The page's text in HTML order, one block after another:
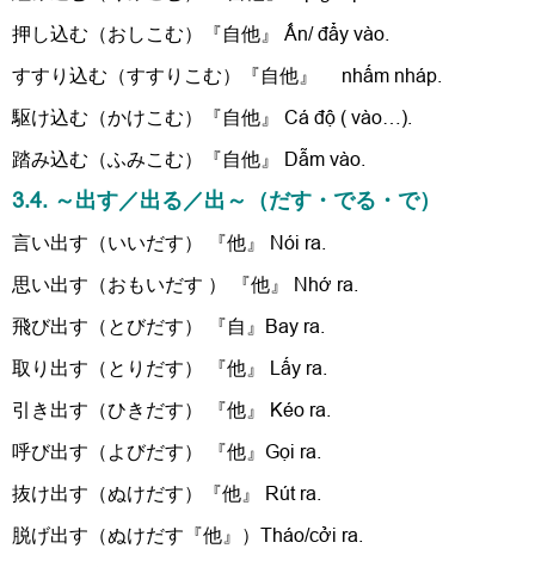
押し込む（おしこむ）『自他』 Ấn/ đẩy vào.
すすり込む（すすりこむ）『自他』 nhấm nháp.
駆け込む（かけこむ）『自他』 Cá độ ( vào…).
踏み込む（ふみこむ）『自他』 Dẫm vào.
3.4. ～出す／出る／出～（だす・でる・で）
言い出す（いいだす） 『他』 Nói ra.
思い出す（おもいだす ） 『他』 Nhớ ra.
飛び出す（とびだす） 『自』Bay ra.
取り出す（とりだす） 『他』 Lấy ra.
引き出す（ひきだす） 『他』 Kéo ra.
呼び出す（よびだす） 『他』Gọi ra.
抜け出す（ぬけだす）『他』 Rút ra.
脱げ出す（ぬけだす『他』）Tháo/cởi ra.